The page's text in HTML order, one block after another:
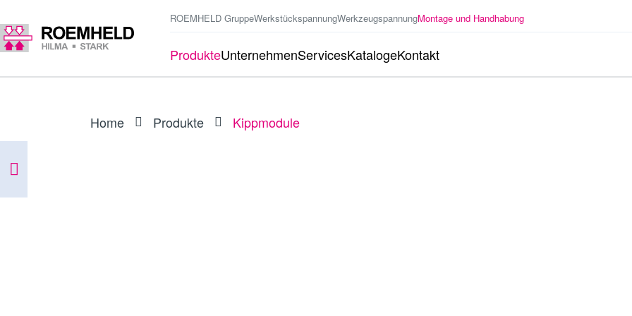
ROEMHELD GruppeWerkstückspannungWerkzeugspannungMontage und Handhabung
ProdukteUnternehmenServicesKatalogeKontakt
Home Produkte Kippmodule